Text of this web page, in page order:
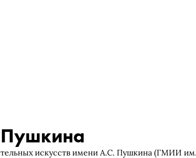
искусств имени А.С. Пушкина (ГМИИ